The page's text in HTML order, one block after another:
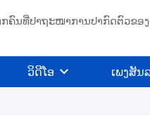
ຄົນທີ່ປາຖະໜາການປາກົດຕົວຂອງ
ວິ​ດີ​ໂອ ເພງສັນ